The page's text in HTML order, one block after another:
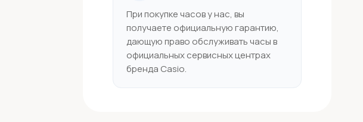
При покупке часов у нас, вы
получаете официальную гарантию,
дающую право обслуживать часы в
официальных сервисных центрах
бренда Casio.